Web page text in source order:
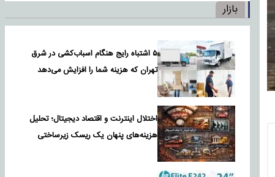
بازار
۵ اشتباه رایج هنگام اسباب‌کشی در شرق
تهران که هزینه شما را افزایش می‌دهد
اختلال اینترنت و اقتصاد دیجیتال؛ تحلیل
هزینه‌های پنهان یک ریسک زیرساختی